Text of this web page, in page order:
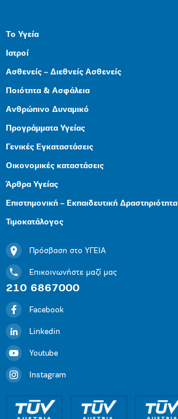
Το Υγεία
Ιατροί
Ασθενείς – Διεθνείς Ασθενείς
Ποιότητα & Ασφάλεια
Ανθρώπινο Δυναμικό
Προγράμματα Υγείας
Γενικές Εγκαταστάσεις
Οικονομικές καταστάσεις
Άρθρα Υγείας
Επιστημονική – Εκπαιδευτική Δραστηριότητα
Τιμοκατάλογος
Πρόσβαση στο ΥΓΕΙΑ
Επικοινωνήστε μαζί μας
210 6867000
Facebook
Linkedin
Youtube
Instagram